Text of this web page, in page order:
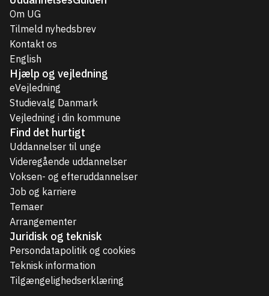
Om UG
Tilmeld nyhedsbrev
Kontakt os
English
Hjælp og vejledning
eVejledning
Studievalg Danmark
Vejledning i din kommune
Find det hurtigt
Uddannelser til unge
Videregående uddannelser
Voksen- og efteruddannelser
Job og karriere
Temaer
Arrangementer
Juridisk og teknisk
Persondatapolitik og cookies
Teknisk information
Tilgængelighedserklæring